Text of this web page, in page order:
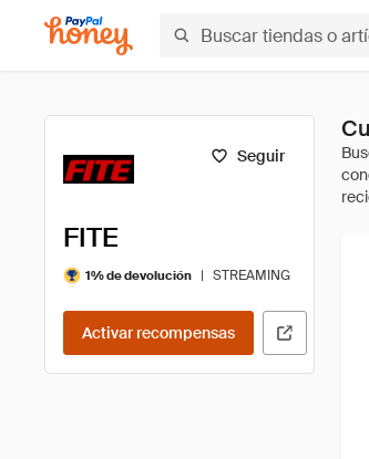
Seguir
FITE
1% de devolución | STREAMING
Activar recompensas